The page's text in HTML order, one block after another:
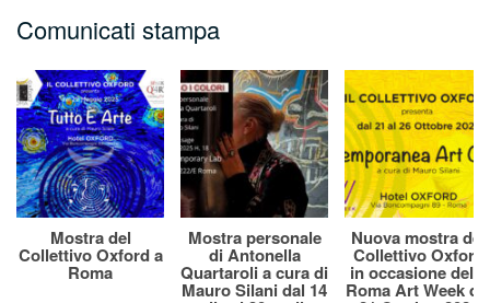
Comunicati stampa
Mostra del
Collettivo Oxford a
Roma
Mostra personale
di Antonella
Quartaroli a cura di
Mauro Silani dal 14
Nuova mostra del
Collettivo Oxford
in occasione della
Roma Art Week